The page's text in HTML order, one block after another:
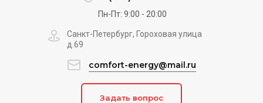
Пн-Пт: 9:00 - 20:00
Санкт-Петербург, Гороховая улица
д.69
comfort-energy@mail.ru
Задать вопрос